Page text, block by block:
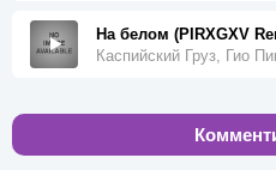
На белом (PIRXGXV
Каспийский Груз, Гио